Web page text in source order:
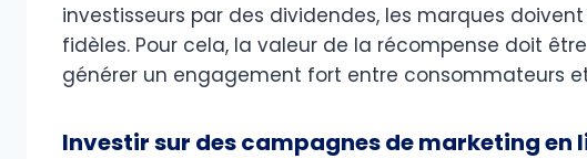
investisseurs par des dividendes, les marques
fidèles. Pour cela, la valeur de la récompense doit
générer un engagement fort entre consommateurs
Investir sur des campagnes de marketing en